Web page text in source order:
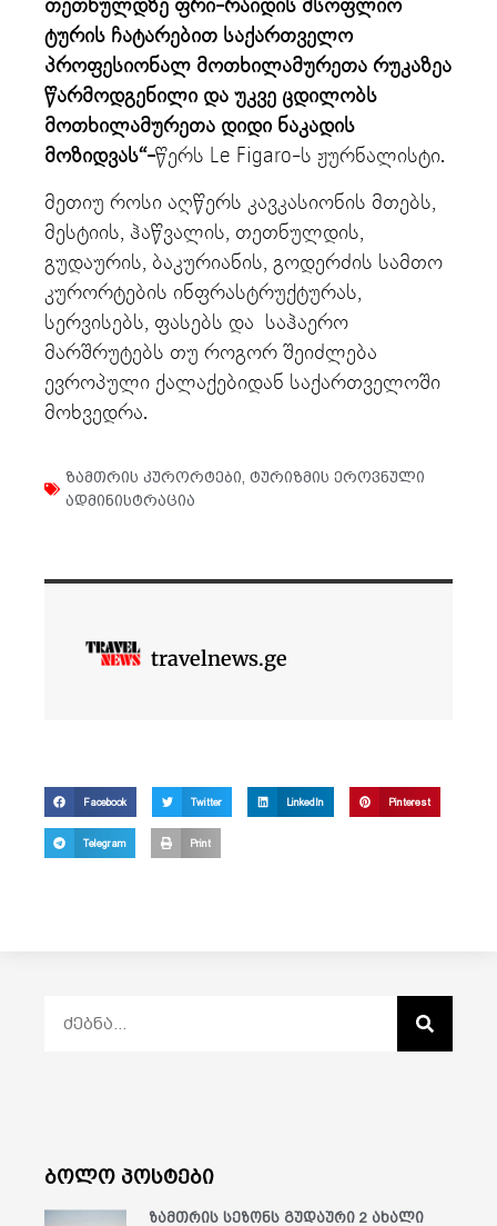
თეთნულდზე ფრი-რაიდის მსოფლიო
ტურის ჩატარებით საქართველო
პროფესიონალ მოთხილამურეთა რუკაზეა
წარმოდგენილი და უკვე ცდილობს
მოთხილამურეთა დიდი ნაკადის
მოზიდვას“-წერს Le Figaro-ს ჟურნალისტი.
მეთიუ როსი აღწერს კავკასიონის მთებს,
მესტიის, ჰაწვალის, თეთნულდის,
გუდაურის, ბაკურიანის, გოდერძის სამთო
კურორტების ინფრასტრუქტურას,
სერვისებს, ფასებს და საჰაერო
მარშრუტებს თუ როგორ შეიძლება
ევროპული ქალაქებიდან საქართველოში
მოხვედრა.
ზამთრის კურორტები ტურიზმის ეროვნული
ადმინისტრაცია
travelnews.ge
Facebook Twitter LinkedIn Pinterest
Telegram Print
ბოლო პოსტები
ზამთრის სეზონს გუდაური 2 ახალი